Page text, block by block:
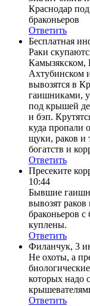
Краснодар
браконьеров
Ответить
Бесплатная
Раки
Камызякском,
Ахтубинском
вывозятся в
гаишниками,
под крышей
и бэп.
куда пропали
щуки, раков и
богатств и
Ответить
Пресеките
10:44
Бывшие
вывозят
браконьеров с
куплены.
Ответить
Филанчук, 3
Не охоты, а
которых надо
Ответить